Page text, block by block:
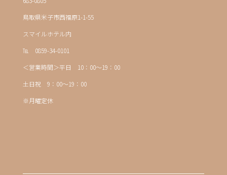
鳥取県米子市西福原1-1-55
スマイルホテル内
℡ 0859-34-0101
＜営業時間＞平日 10：00～19：00
土日祝 9：00～19：00
※月曜定休